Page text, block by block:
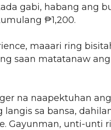
gabi, habang ang
₱1,200.
maaari ring
saan matatanaw
na naapektuhan
langis sa bansa,
Gayunman, unti-unti